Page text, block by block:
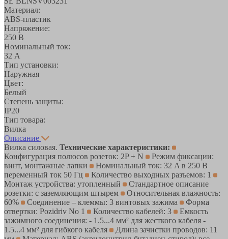
Материал:
ABS-пластик
Напряжение:
250 В
Номинальный ток:
32 А
Тип установки:
Наружная
Цвет:
Белый
Степень защиты:
IP20
Тип товара:
Вилка
Описание
Вилка силовая. Технические характеристики:
Конфигурация полюсов розеток: 2P + N
Режим фиксации:
винт, монтажные лапки
Номинальный ток: 32 A в 250 В
переменный ток 50 Гц
Количество выходных разъемов: 1
Монтаж устройства: утопленный
Стандартное описание
розетки: с заземляющим штырем
Относительная влажность:
60%
Соединение – клеммы: 3 винтовых зажима
Форма
отвертки: Pozidriv No 1
Количество кабелей: 3
Емкость
зажимного соединения: - 1.5...4 мм² для жесткого кабеля -
1.5...4 мм² для гибкого кабеля
Длина зачистки проводов: 11